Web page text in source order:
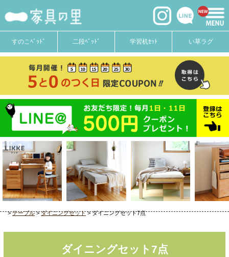
すのこﾍﾞｯﾄﾞ 二段ﾍﾞｯﾄﾞ 学習机ｾｯﾄ い草ラグ
テーブル ダイニングセット ダイニングセット7点
ダイニングセット7点